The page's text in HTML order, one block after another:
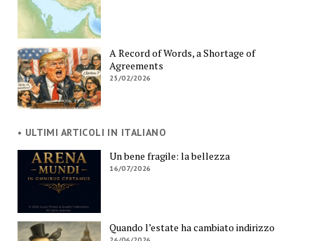
A Record of Words, a Shortage of
Agreements
25/02/2026
• ULTIMI ARTICOLI IN ITALIANO
Un bene fragile: la bellezza
16/07/2026
Quando l’estate ha cambiato indirizzo